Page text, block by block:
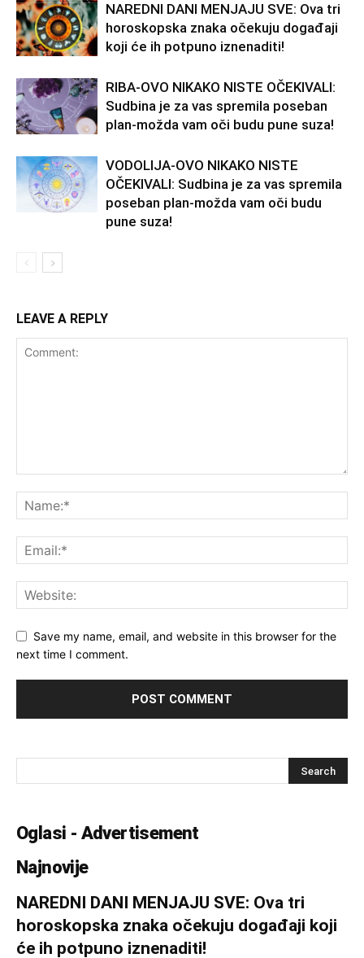
NAREDNI DANI MENJAJU SVE: Ova tri
horoskopska znaka očekuju događaji
koji će ih potpuno iznenaditi!
RIBA-OVO NIKAKO NISTE OČEKIVALI:
Sudbina je za vas spremila poseban
plan-možda vam oči budu pune suza!
VODOLIJA-OVO NIKAKO NISTE
OČEKIVALI: Sudbina je za vas spremila
poseban plan-možda vam oči budu
pune suza!
LEAVE A REPLY
Save my name, email, and website in this browser for the
next time I comment.
Oglasi - Advertisement
Najnovije
NAREDNI DANI MENJAJU SVE: Ova tri
horoskopska znaka očekuju događaji koji
će ih potpuno iznenaditi!